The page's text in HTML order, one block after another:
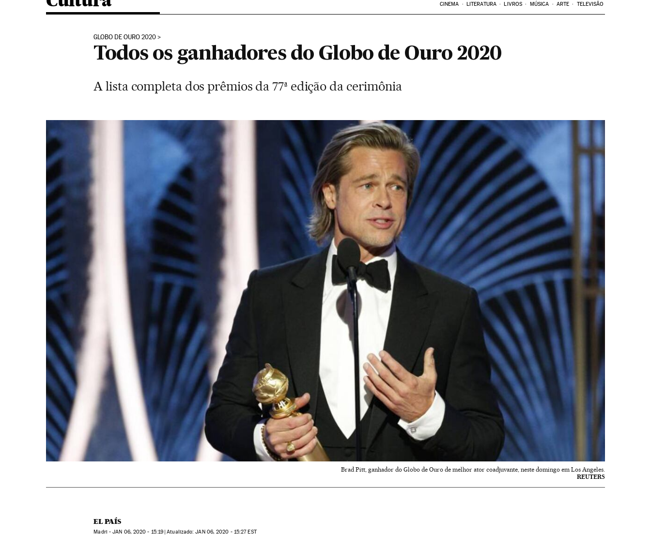
CINEMA LITERATURA LIVROS MÚSICA ARTE TELEVISÃO
GLOBO DE OURO 2020
Todos os ganhadores do Globo de Ouro 2020
A lista completa dos prêmios da 77ª edição da cerimônia
Brad Pitt, ganhador do Globo de Ouro de melhor ator coadjuvante, neste domingo em Los Angeles.
REUTERS
EL PAÍS
Madri -JAN 06, 2020 - 15:19 atualizado: JAN 06, 2020 - 15:27EST